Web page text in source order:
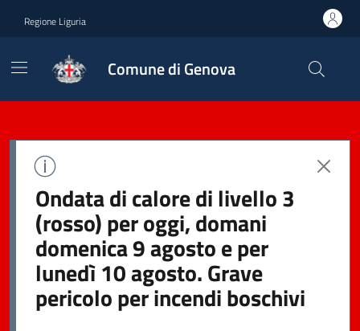
Regione Liguria
Comune di Genova
Ondata di calore di livello 3
(rosso) per oggi, domani
domenica 9 agosto e per
lunedì 10 agosto. Grave
pericolo per incendi boschivi